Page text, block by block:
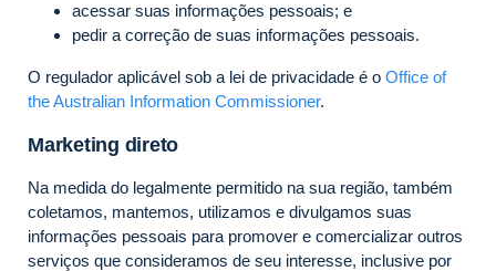
acessar suas informações pessoais; e
pedir a correção de suas informações pessoais.
O regulador aplicável sob a lei de privacidade é o Office of
the Australian Information Commissioner.
Marketing direto
Na medida do legalmente permitido na sua região, também
coletamos, mantemos, utilizamos e divulgamos suas
informações pessoais para promover e comercializar outros
serviços que consideramos de seu interesse, inclusive por